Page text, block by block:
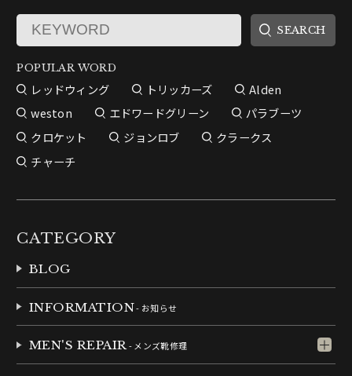
POPULAR WORD
レッドウィング トリッカーズ
Alden
weston
エドワードグリーン
パラブーツ
クロケット
ジョンロブ
クラークス
チャーチ
CATEGORY
BLOG
INFORMATION- お知らせ
MEN'S REPAIR- メンズ靴修理